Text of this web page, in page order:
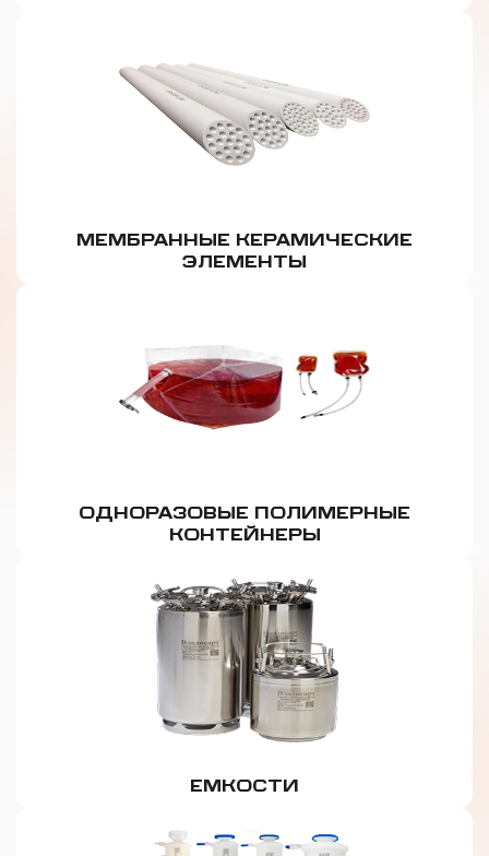
МЕМБРАННЫЕ КЕРАМИЧЕСКИЕ
ЭЛЕМЕНТЫ
ОДНОРАЗОВЫЕ ПОЛИМЕРНЫЕ
КОНТЕЙНЕРЫ
ЕМКОСТИ